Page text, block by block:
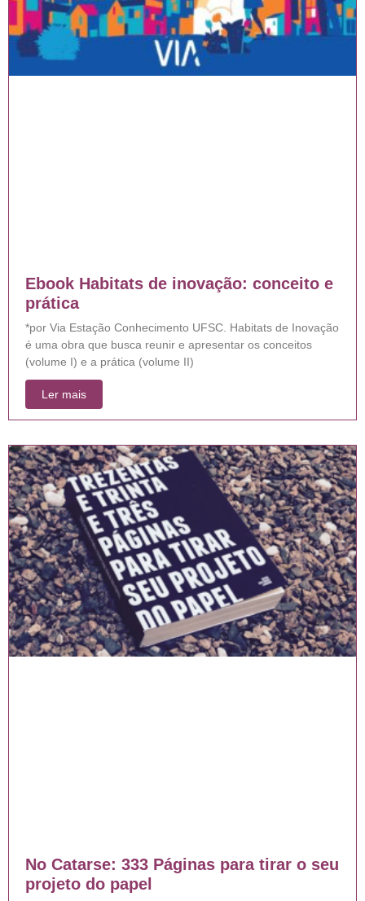
Ebook Habitats de inovação: conceito e
prática
*por Via Estação Conhecimento UFSC. Habitats de Inovação
é uma obra que busca reunir e apresentar os conceitos
(volume I) e a prática (volume II)
Ler mais
No Catarse: 333 Páginas para tirar o seu
projeto do papel